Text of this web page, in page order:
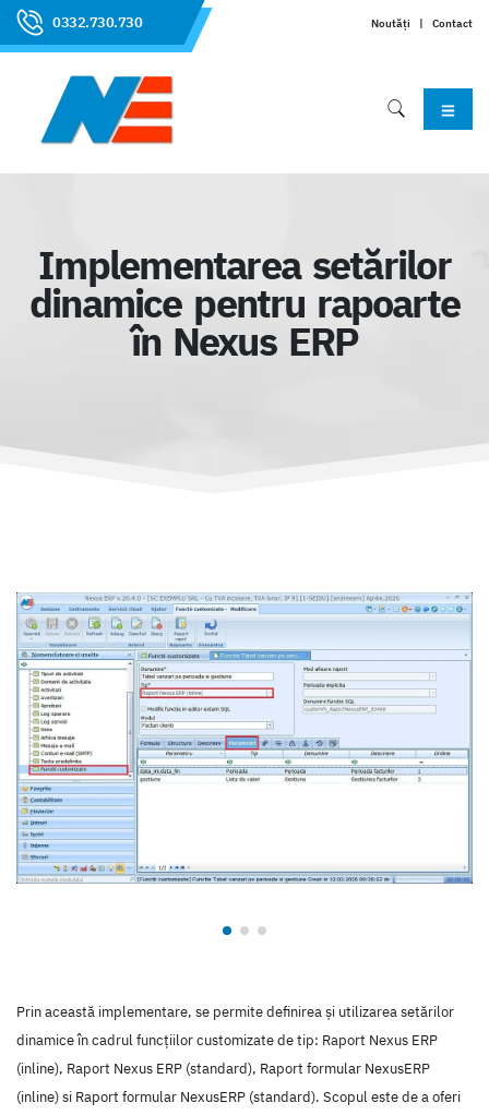
0332.730.730 Noutăți | Contact
Implementarea setărilor
dinamice pentru rapoarte
în Nexus ERP
Prin această implementare, se permite definirea și utilizarea setărilor
dinamice în cadrul funcțiilor customizate de tip: Raport Nexus ERP
(inline), Raport Nexus ERP (standard), Raport formular NexusERP
(inline) si Raport formular NexusERP (standard). Scopul este de a oferi